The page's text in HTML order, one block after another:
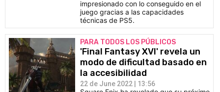
impresionado con lo conseguido en el
juego gracias a las capacidades
técnicas de PS5.
PARA TODOS LOS PÚBLICOS
'Final Fantasy XVI' revela un
modo de dificultad basado en
la accesibilidad
22 de June 2022 | 13:56